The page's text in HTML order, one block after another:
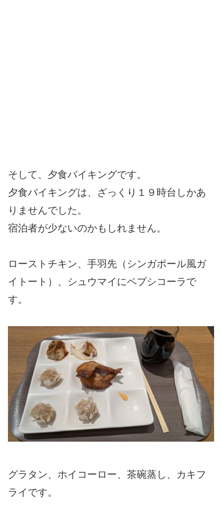
そして、夕食バイキングです。
夕食バイキングは、ざっくり１９時台しかあ
りませんでした。
宿泊者が少ないのかもしれません。
ローストチキン、手羽先（シンガポール風ガ
イトート）、シュウマイにペプシコーラで
す。
グラタン、ホイコーロー、茶碗蒸し、カキフ
ライです。